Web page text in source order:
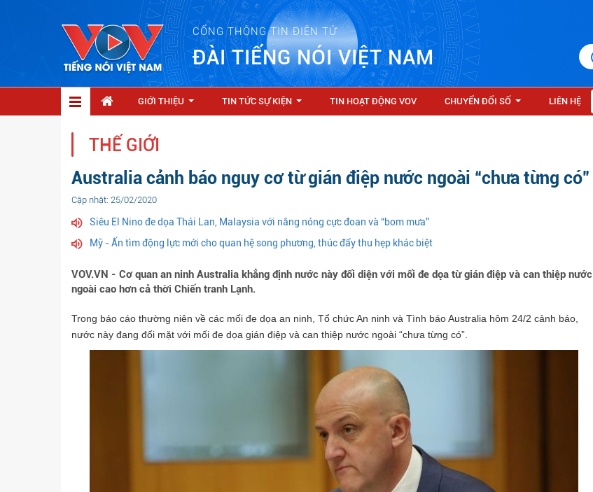
CỔNG THÔNG TIN ĐIỆN TỬ
ĐÀI TIẾNG NÓI VIỆT NAM
GIỚI THIỆU TIN TỨC SỰ KIỆN TIN HOẠT ĐỘNG VOV CHUYỂN ĐỔI SỐ LIÊN HỆ
THẾ GIỚI
Australia cảnh báo nguy cơ từ gián điệp nước ngoài “chưa từng có”
Cập nhật: 25/02/2020
Siêu El Nino đe dọa Thái Lan, Malaysia với nắng nóng cực đoan và “bom mưa”
Mỹ - Ấn tìm động lực mới cho quan hệ song phương, thúc đẩy thu hẹp khác biệt
VOV.VN - Cơ quan an ninh Australia khẳng định nước này đối diện với mối đe dọa từ gián điệp và can thiệp nước
ngoài cao hơn cả thời Chiến tranh Lạnh.
Trong báo cáo thường niên về các mối đe dọa an ninh, Tổ chức An ninh và Tình báo Australia hôm 24/2 cảnh báo,
nước này đang đối mặt với mối đe dọa gián điệp và can thiệp nước ngoài “chưa từng có”.